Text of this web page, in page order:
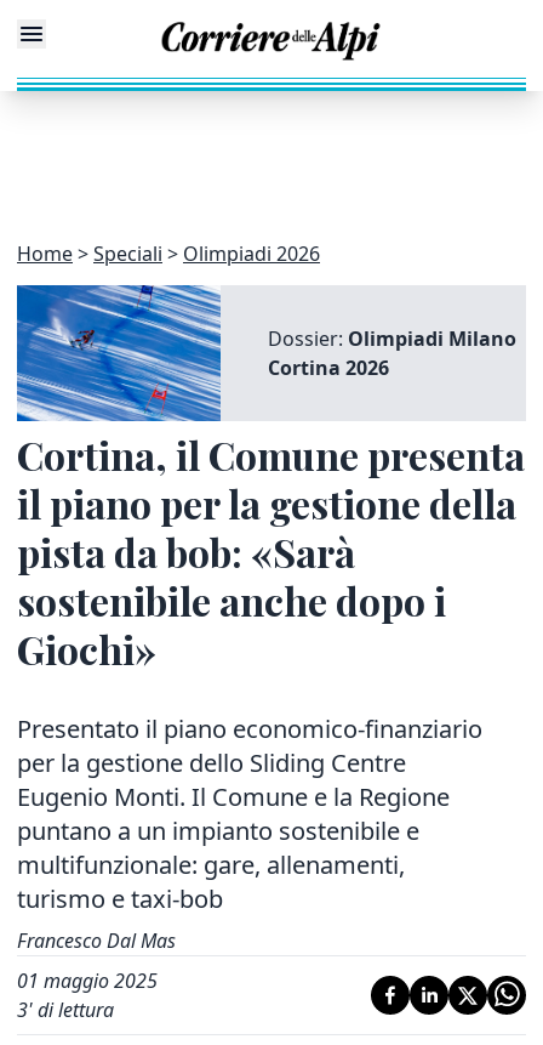
Home Speciali Olimpiadi 2026
Dossier: Olimpiadi Milano
Cortina 2026
Cortina, il Comune presenta
il piano per la gestione della
pista da bob: «Sarà
sostenibile anche dopo i
Giochi»
Presentato il piano economico-finanziario
per la gestione dello Sliding Centre
Eugenio Monti. Il Comune e la Regione
puntano a un impianto sostenibile e
multifunzionale: gare, allenamenti,
turismo e taxi-bob
Francesco Dal Mas
01 maggio 2025
3' di lettura